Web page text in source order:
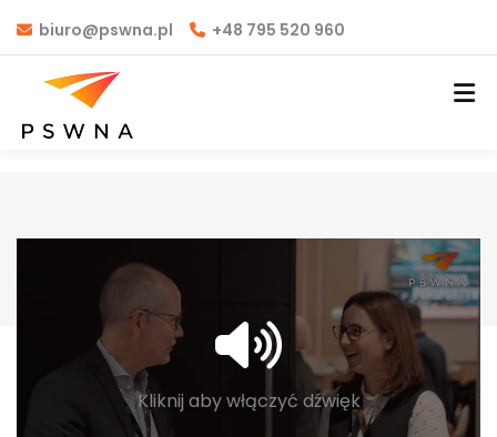
biuro@pswna.pl +48 795 520 960
Kliknij aby włączyć dźwięk